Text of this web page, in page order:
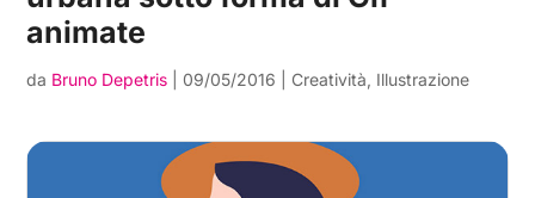
animate
da Bruno Depetris 09/05/2016 Creatività, Illustrazione